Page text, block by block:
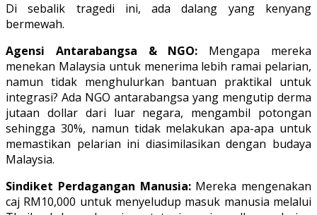
Di sebalik tragedi ini, ada dalang yang kenyang
bermewah.
Agensi Antarabangsa & NGO: Mengapa mereka
menekan Malaysia untuk menerima lebih ramai pelarian,
namun tidak menghulurkan bantuan praktikal untuk
integrasi? Ada NGO antarabangsa yang mengutip derma
jutaan dollar dari luar negara, mengambil potongan
sehingga 30%, namun tidak melakukan apa-apa untuk
memastikan pelarian ini diasimilasikan dengan budaya
Malaysia.
Sindiket Perdagangan Manusia: Mereka mengenakan
caj RM10,000 untuk menyeludup masuk manusia melalui